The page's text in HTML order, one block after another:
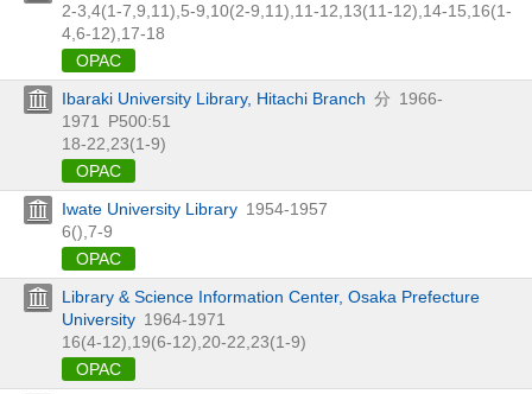
2-3,4(1-7,9,11),5-9,10(2-9,11),11-12,13(11-12),14-15,16(1-
4,6-12),17-18
OPAC
Ibaraki University Library, Hitachi Branch 分 1966-
1971 P500:51
18-22,23(1-9)
OPAC
Iwate University Library 1954-1957
6(),7-9
OPAC
Library & Science Information Center, Osaka Prefecture
University 1964-1971
16(4-12),19(6-12),20-22,23(1-9)
OPAC